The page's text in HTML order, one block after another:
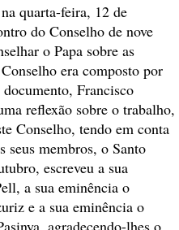
quarta-feira, 12 de
do Conselho de nove
o Papa sobre as
era composto por
Francisco
reflexão sobre o trabalho,
Conselho, tendo em conta
seus membros, o Santo
escreveu a sua
a sua eminência o
e a sua eminência o
agradecendo-lhes o